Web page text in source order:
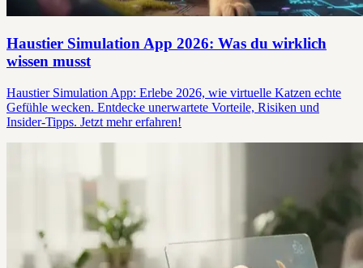
Haustier Simulation App 2026: Was du wirklich
wissen musst
Haustier Simulation App: Erlebe 2026, wie virtuelle Katzen echte
Gefühle wecken. Entdecke unerwartete Vorteile, Risiken und
Insider-Tipps. Jetzt mehr erfahren!